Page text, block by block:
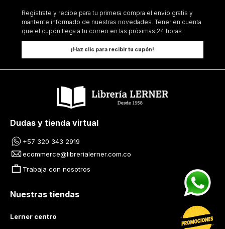
Regístrate y recibe para tu primera compra el envío gratis y
mantente informado de nuestras novedades. Tener en cuenta
que el cupón llega a tu correo en las próximas 24 horas.
¡Haz clic para recibir tu cupón!
Dudas y tienda virtual
+57 320 343 2919
ecommerce@librerialerner.com.co
Trabaja con nosotros
Nuestras tiendas
Lerner centro